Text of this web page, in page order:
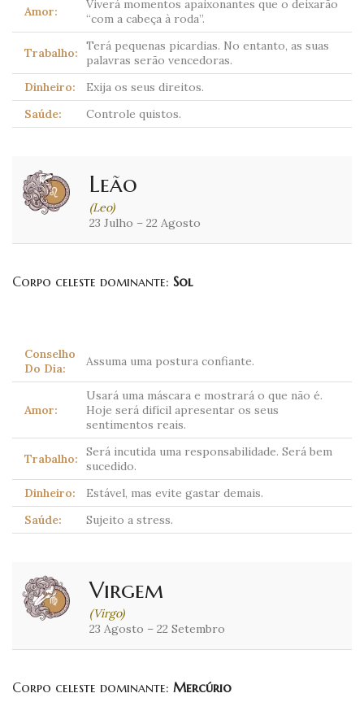
Amor:
Viverá momentos apaixonantes que o deixarão
“com a cabeça à roda”.
Trabalho:
Terá pequenas picardias. No entanto, as suas
palavras serão vencedoras.
Dinheiro:
Exija os seus direitos.
Saúde:
Controle quistos.
Leão
(Leo)
23 Julho – 22 Agosto
Corpo celeste dominante: Sol
Conselho
Do Dia:
Assuma uma postura confiante.
Amor:
Usará uma máscara e mostrará o que não é.
Hoje será difícil apresentar os seus
sentimentos reais.
Trabalho:
Será incutida uma responsabilidade. Será bem
sucedido.
Dinheiro:
Estável, mas evite gastar demais.
Saúde:
Sujeito a stress.
Virgem
(Virgo)
23 Agosto – 22 Setembro
Corpo celeste dominante: Mercúrio